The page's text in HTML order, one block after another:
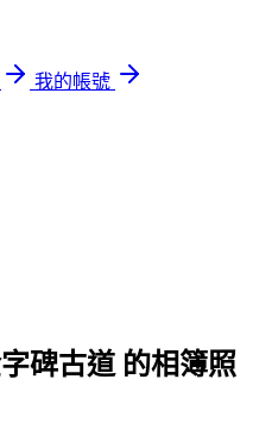
我的帳號
碑古道 的相簿照